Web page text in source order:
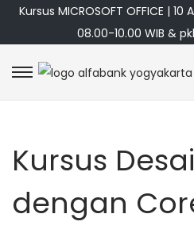
Kursus MICROSOFT OFFICE |
08.00-10.00 WIB &
S
t
n
S
t
c
Kursus
dengan